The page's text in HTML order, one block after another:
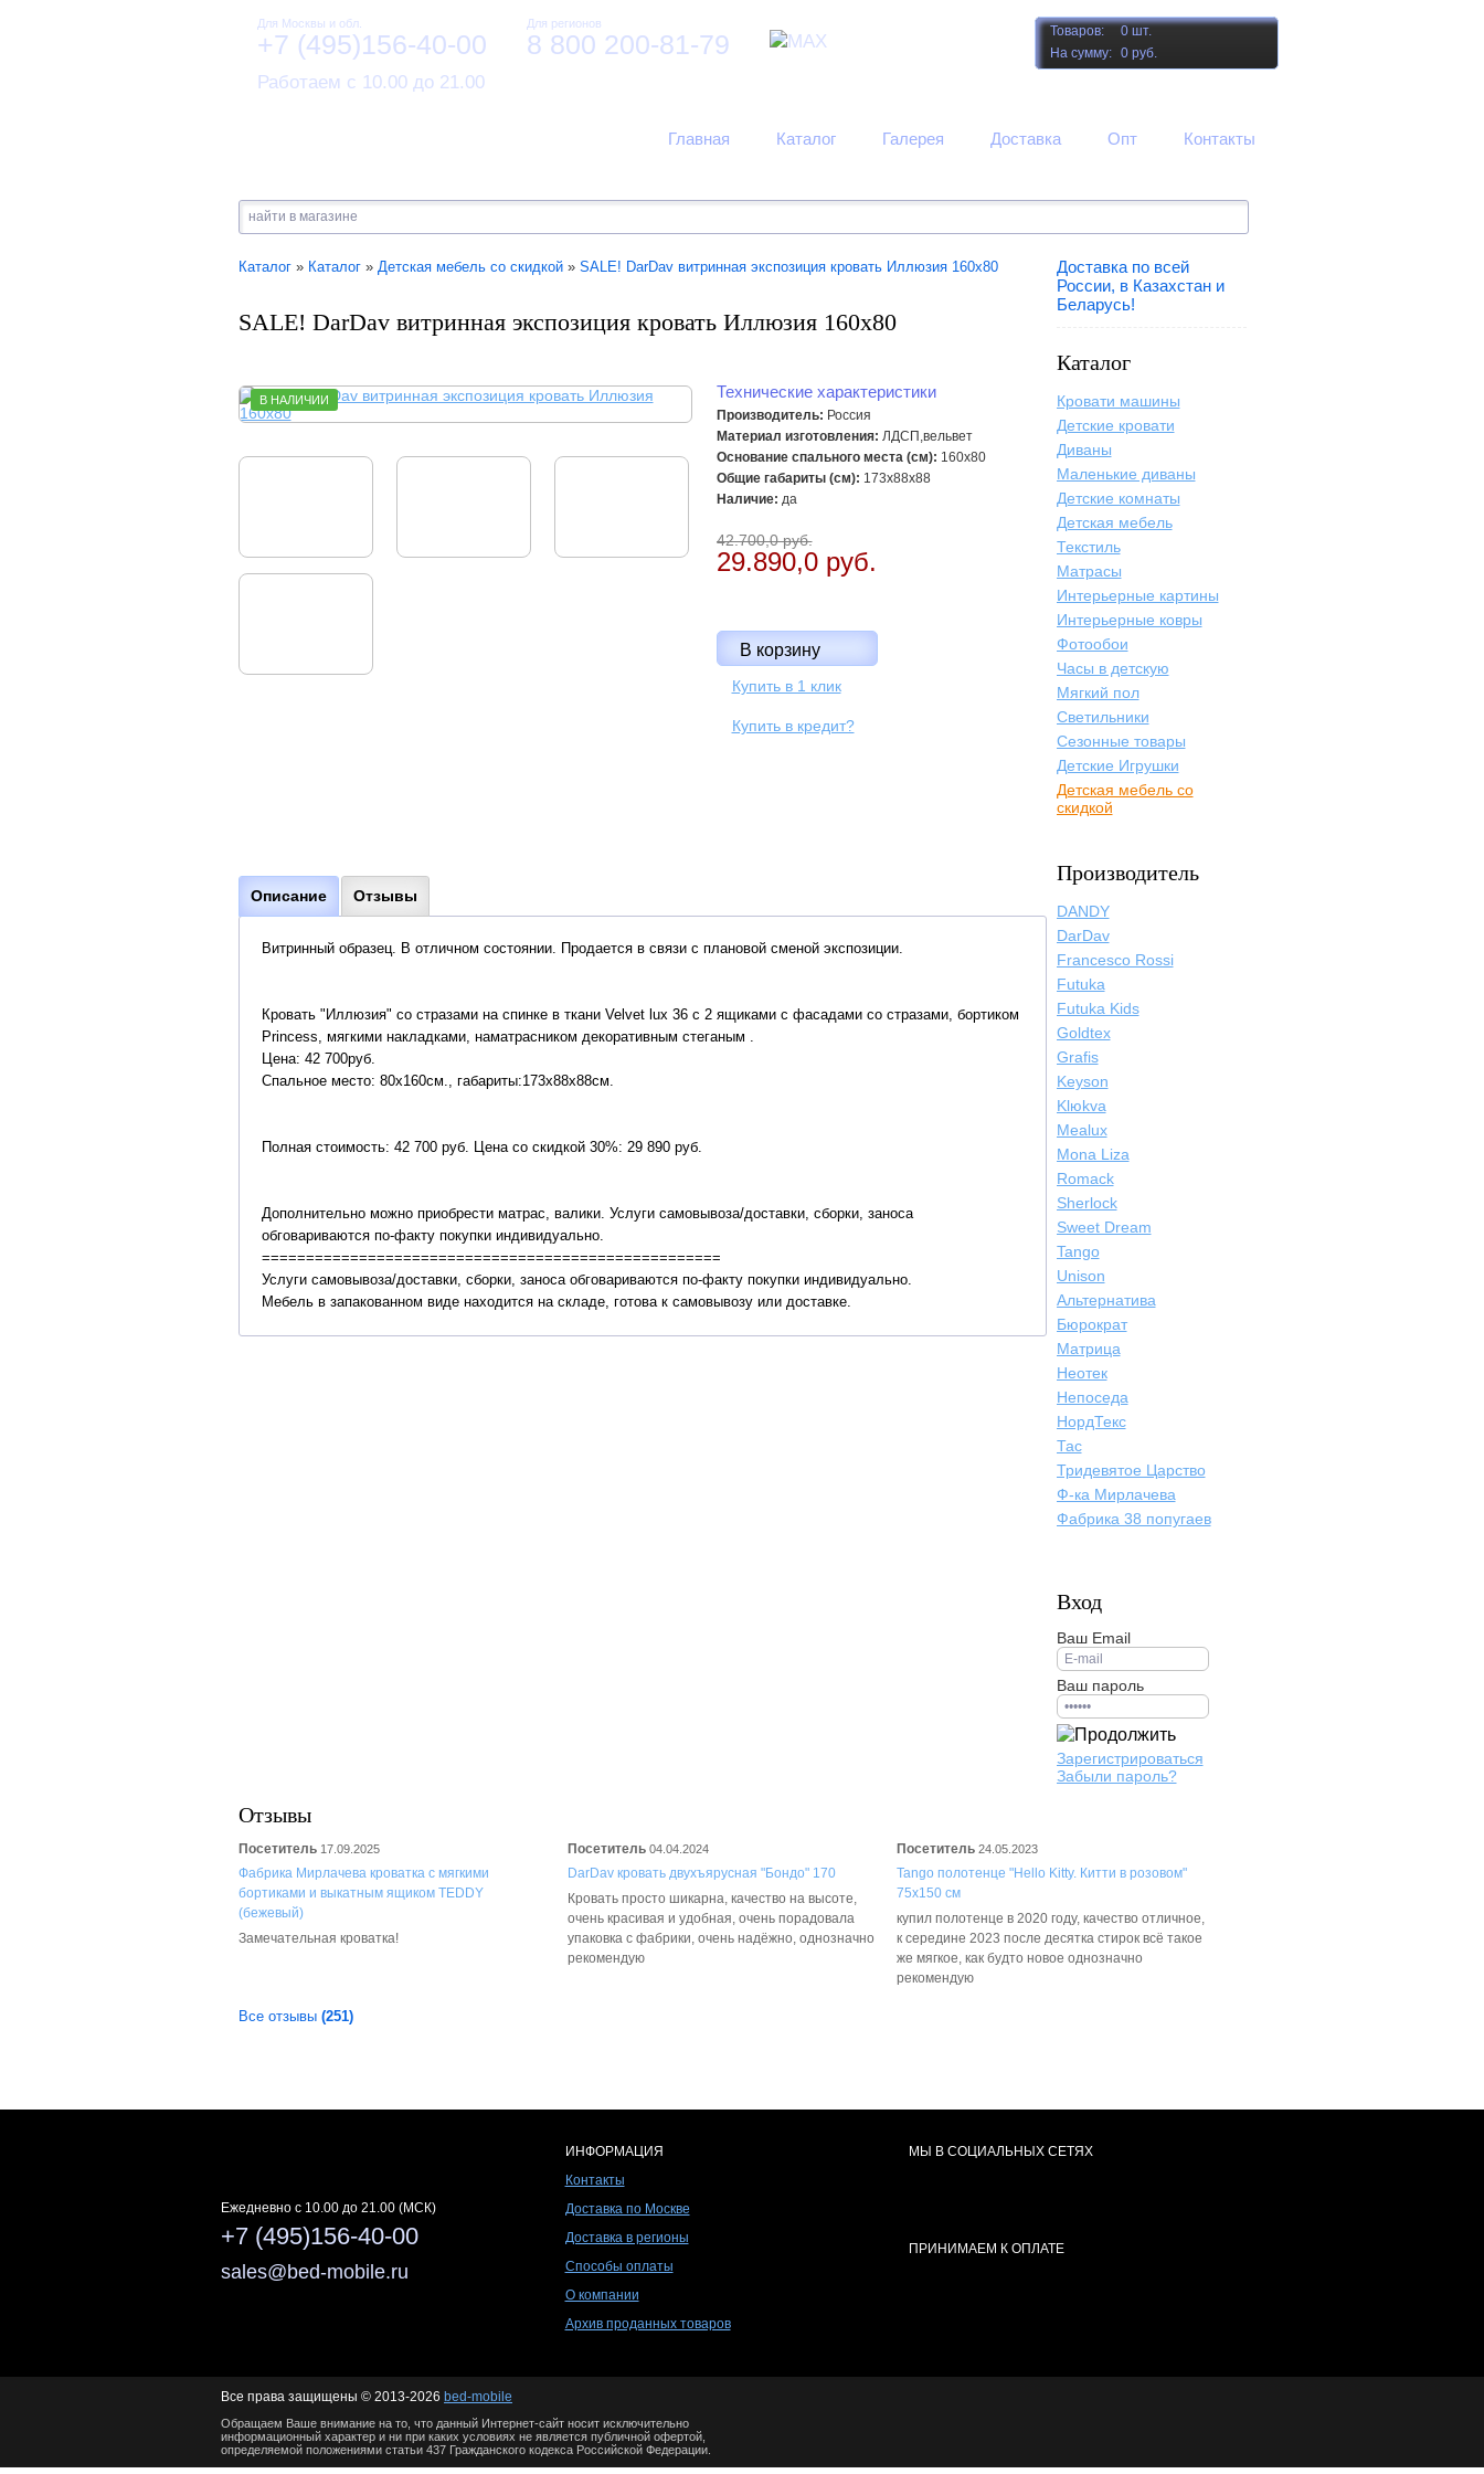
Товаров:
0 шт.
На сумму:
0 руб.
Для Москвы и обл.
+7 (495)156-40-00
Для регионов
8 800 200-81-79
Работаем с 10.00 до 21.00
Главная Каталог Галерея Доставка Опт Контакты
Доставка по всей
России, в Казахстан и
Беларусь!
Каталог
Кровати машины
Детские кровати
Диваны
Маленькие диваны
Детские комнаты
Детская мебель
Текстиль
Матрасы
Интерьерные картины
Интерьерные ковры
Фотообои
Часы в детскую
Мягкий пол
Светильники
Сезонные товары
Детские Игрушки
Детская мебель со
скидкой
Производитель
DANDY
DarDav
Francesco Rossi
Futuka
Futuka Kids
Goldtex
Grafis
Keyson
Klюkva
Mealux
Mona Liza
Romack
Sherlock
Sweet Dream
Tango
Unison
Альтернатива
Бюрократ
Матрица
Неотек
Непоседа
НордТекс
Тас
Тридевятое Царство
Ф-ка Мирлачева
Фабрика 38 попугаев
Вход
Ваш Email
Ваш пароль
Зарегистрироваться
Забыли пароль?
Каталог» Каталог» Детская мебель со скидкой» SALE! DarDav витринная экспозиция кровать Иллюзия 160х80
SALE! DarDav витринная экспозиция кровать Иллюзия 160х80
В НАЛИЧИИ Технические характеристики
Производитель: Россия
Материал изготовления: ЛДСП,вельвет
Основание спального места (см): 160х80
Общие габариты (см): 173х88х88
Наличие: да
42.700,0 руб.
29.890,0 руб.
Купить в 1 клик
Купить в кредит?
Описание Отзывы
Витринный образец. В отличном состоянии. Продается в связи с плановой сменой экспозиции.
Кровать "Иллюзия" со стразами на спинке в ткани Velvet lux 36 с 2 ящиками с фасадами со стразами, бортиком
Princess, мягкими накладками, наматрасником декоративным стеганым .
Цена: 42 700руб.
Спaльное место: 80х160см., гaбapиты:173х88х88см.
Полная стоимость: 42 700 руб. Цена со скидкой 30%: 29 890 руб.
Дополнительно можно приобрести матрас, валики. Услуги самовывоза/доставки, сборки, заноса
обговариваются по-факту покупки индивидуально.
====================================================
Услуги самовывоза/доставки, сборки, заноса обговариваются по-факту покупки индивидуально.
Мебель в запакованном виде находится на складе, готова к самовывозу или доставке.
Отзывы
Посетитель 17.09.2025
Фабрика Мирлачева кроватка с мягкими
бортиками и выкатным ящиком TEDDY
(бежевый)
Замечательная кроватка!
Посетитель 04.04.2024
DarDav кровать двухъярусная "Бондо" 170
Кровать просто шикарна, качество на высоте,
очень красивая и удобная, очень порадовала
упаковка с фабрики, очень надёжно, однозначно
рекомендую
Посетитель 24.05.2023
Tango полотенце "Hello Kitty. Китти в розовом"
75х150 см
купил полотенце в 2020 году, качество отличное,
к середине 2023 после десятка стирок всё такое
же мягкое, как будто новое однозначно
рекомендую
Все отзывы (251)
Ежедневно c 10.00 до 21.00 (МСК)
+7 (495)156-40-00
sales@bed-mobile.ru
ИНФОРМАЦИЯ
Контакты
Доставка по Москве
Доставка в регионы
Способы оплаты
О компании
Архив проданных товаров
МЫ В СОЦИАЛЬНЫХ СЕТЯХ
ПРИНИМАЕМ К ОПЛАТЕ
Все права защищены © 2013-2026 bed-mobile
Обращаем Ваше внимание на то, что данный Интернет-сайт носит исключительно
информационный характер и ни при каких условиях не является публичной офертой,
определяемой положениями статьи 437 Гражданского кодекса Российской Федерации.